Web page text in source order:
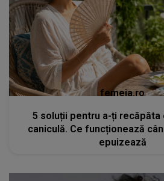
femeia.ro
5 soluții pentru a-ți recăpăta
caniculă. Ce funcționează
epuizează